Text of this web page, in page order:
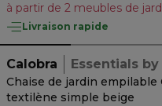
à partir de 2 meubles de
Livraison rapide
Calobra Essentials
Chaise de jardin
textilène simple beige